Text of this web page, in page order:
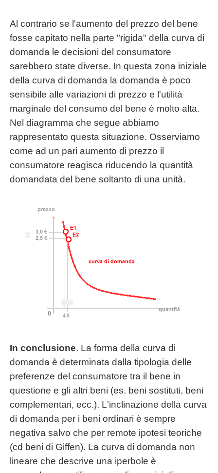
Al contrario se l'aumento del prezzo del bene
fosse capitato nella parte "rigida" della curva di
domanda le decisioni del consumatore
sarebbero state diverse. In questa zona iniziale
della curva di domanda la domanda è poco
sensibile alle variazioni di prezzo e l'utilità
marginale del consumo del bene è molto alta.
Nel diagramma che segue abbiamo
rappresentato questa situazione. Osserviamo
come ad un pari aumento di prezzo il
consumatore reagisca riducendo la quantità
domandata del bene soltanto di una unità.
In conclusione. La forma della curva di
domanda è determinata dalla tipologia delle
preferenze del consumatore tra il bene in
questione e gli altri beni (es. beni sostituti, beni
complementari, ecc.). L'inclinazione della curva
di domanda per i beni ordinari è sempre
negativa salvo che per remote ipotesi teoriche
(cd beni di Giffen). La curva di domanda non
lineare che descrive una iperbole è